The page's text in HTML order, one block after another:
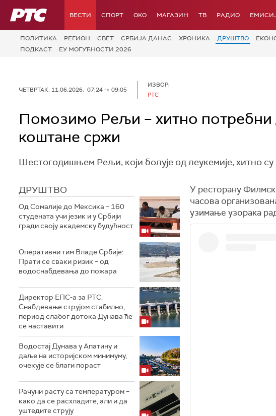
РТС ВЕСТИ СПОРТ OKO МАГАЗИН ТВ РАДИО
ПОЛИТИКА РЕГИОН СВЕТ СРБИЈА ДАНАС ХРОНИКА ДРУШТВО
ПОДКАСТ
ЕУ МОГУЋНОСТИ 2026
ЧЕТВРТАК, 11.06.2026, 07:24 -> 09:05
ИЗВОР:
РТС
Помозимо Рељи – хитно
коштане сржи
Шестогодишњем Рељи, који болује од леукемије, хитно
ДРУШТВО
Од Сомалије до Мексика – 160
студената учи језик и у Србији
гради своју академску будућност
Оперативни тим Владе Србије:
Прати се сваки ризик – од
водоснабдевања до пожара
Директор ЕПС-а за РТС:
Снабдевање струјом стабилно,
период слабог дотока Дунава ће
се наставити
Водостај Дунава у Апатину и
даље на историјском минимуму,
oчекује се благи пораст
Рачуни расту са температуром –
како да се расхладите, али и да
уштедите струју
У ресторану
часова
узимање узорака